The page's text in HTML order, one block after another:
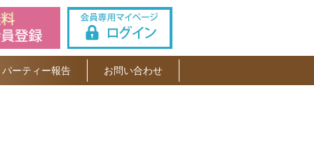
パーティー報告 お問い合わせ